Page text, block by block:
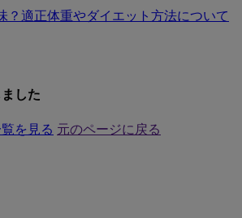
？適正体重やダイエット方法について
した
を見る 元のページに戻る